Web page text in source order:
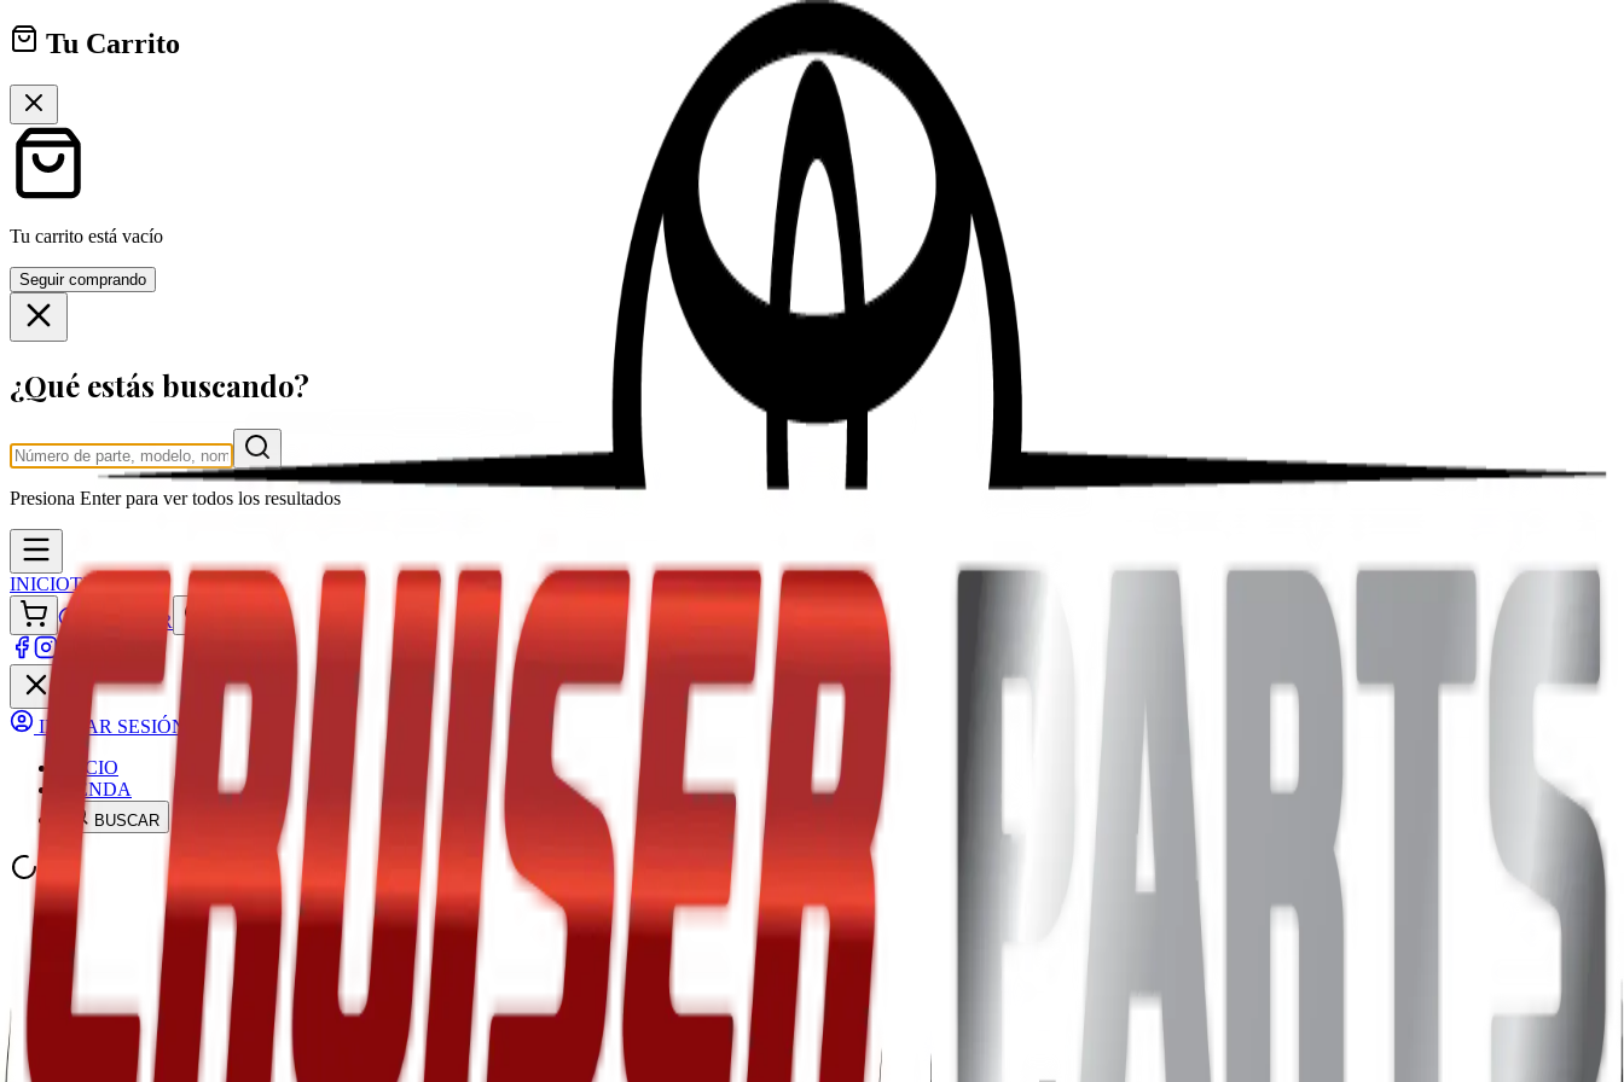
Tu Carrito
Tu carrito está vacío
Seguir comprando
¿Qué estás buscando?
Presiona Enterpara ver todos los resultados
INICIOTIENDA
ACCEDER
INICIAR SESIÓN
INICIO
TIENDA
BUSCAR